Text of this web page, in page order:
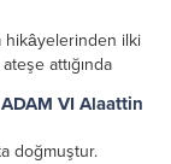
A Ranking of
hikâyelerinden ilki
attığında
suyla ateş mi
VI Alaattin
doğmuştur.